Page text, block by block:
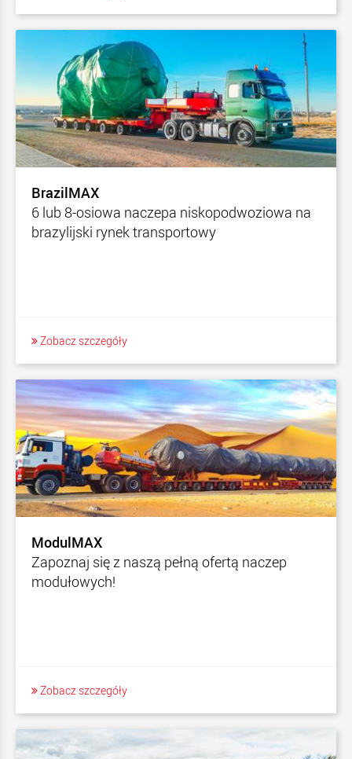
BrazilMAX
6 lub 8-osiowa naczepa niskopodwoziowa na
brazylijski rynek transportowy
Zobacz szczegóły
ModulMAX
Zapoznaj się z naszą pełną ofertą naczep
modułowych!
Zobacz szczegóły